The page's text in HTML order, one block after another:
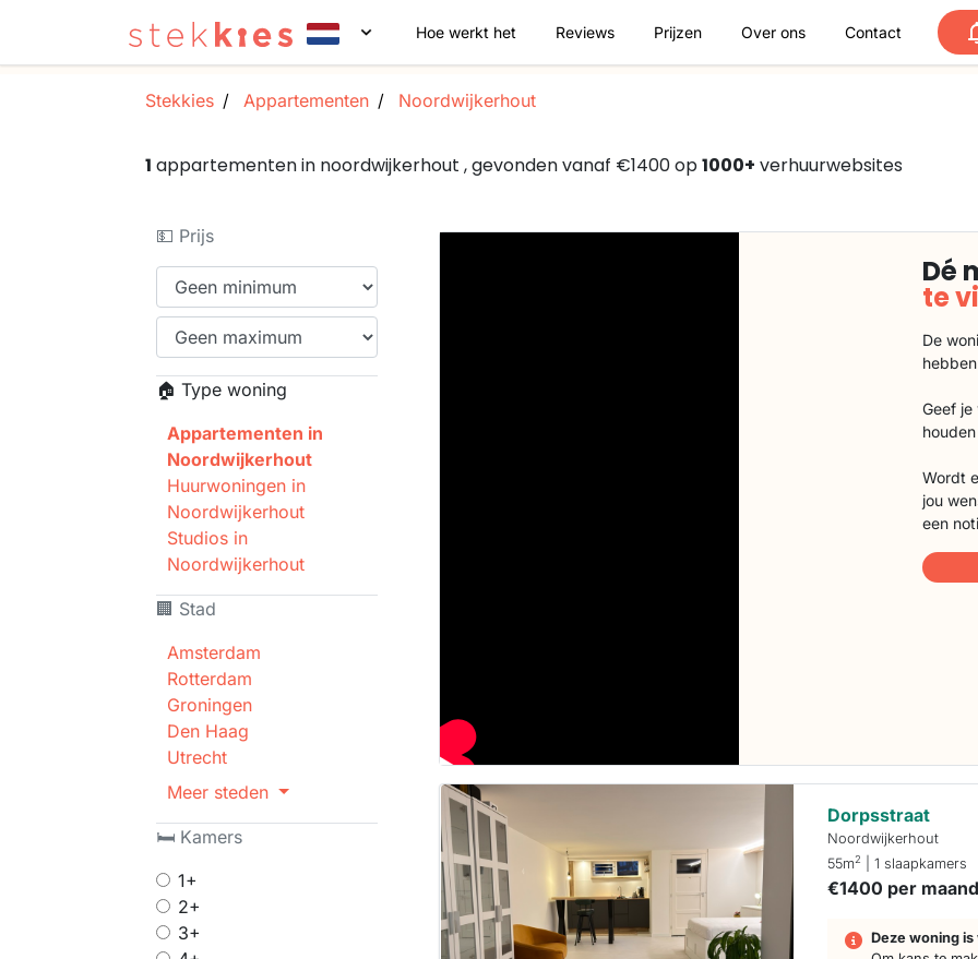
Hoe werkt het Reviews Prijzen Over ons Contact
Stekkies Appartementen Noordwijkerhout
1 appartementen in noordwijkerhout , gevonden vanaf €1400 op1000+ verhuurwebsites
💵 Prijs
🏠 Type woning
Appartementen in
Noordwijkerhout
Huurwoningen in
Noordwijkerhout
Studios in
Noordwijkerhout
🏢 Stad
Amsterdam
Rotterdam
Groningen
Den Haag
Utrecht
Meer steden
🛏 Kamers
1+
2+
3+
Dé
te
De
Geef
Wordt
jou
een
Dorpsstraat
Noordwijkerhout
55m2 | 1 slaapkamers
€1400 per maand
Deze woning